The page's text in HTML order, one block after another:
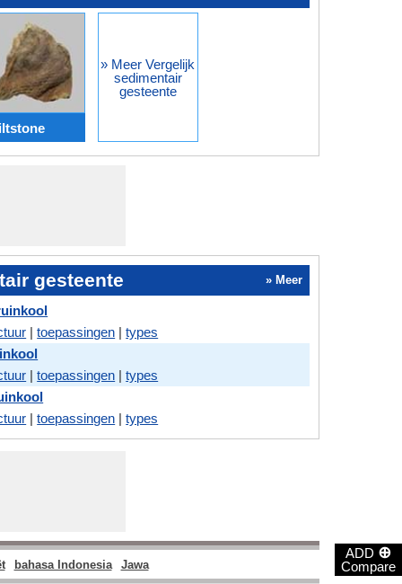
ADD ⊕
Compare
» Meer Vergelijk
sedimentair
gesteente
gesteente » Meer
|toepassingen |types
|toepassingen |types
|toepassingen |types
bahasa Indonesia Jawa